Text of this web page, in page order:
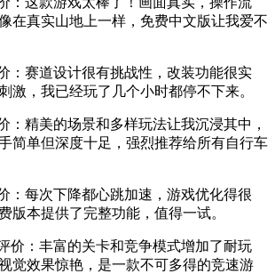
在真实山地上一样，免费中文版让我爱不
：赛道设计很有挑战性，改装功能很实
激，我已经玩了几个小时都停不下来。
：精美的场景和多样玩法让我沉浸其中，
简单但深度十足，强烈推荐给所有自行车
：每次下降都心跳加速，游戏优化得很
版本提供了完整功能，值得一试。
价：丰富的关卡和竞争模式增加了耐玩
觉效果惊艳，是一款不可多得的竞速游